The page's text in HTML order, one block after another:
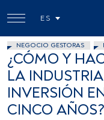
ES
NEGOCIO GESTORAS
¿CÓMO Y
LA
INVERSIÓN
CINCO AÑOS?